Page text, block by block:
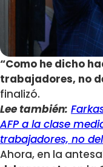
“Como he dicho
trabajadores, no
finalizó.
Lee también:
AFP a la clase
trabajadores, no
Ahora, en la